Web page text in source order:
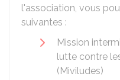
l'association, vous
suivantes :
Mission
lutte contre
(Miviludes)